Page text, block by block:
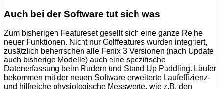
Auch bei der Software tut sich was
Zum bisherigen Featureset gesellt sich eine ganze Reihe
neuer Funktionen. Nicht nur Golffeatures wurden integriert,
zusätzlich beherrschen alle Fenix 3 Versionen (nach Update
auch bisherige Modelle) auch eine spezifische
Datenerfassung beim Rudern und Stand Up Paddling. Läufer
bekommen mit der neuen Software erweiterte Laufeffizienz-
und hilfreiche physiologische Messwerte, wie z.B. den